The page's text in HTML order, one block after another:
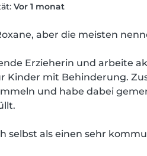
Vor 1 monat
aber die meisten
Erzieherin und arbeite
Kinder mit Behinderung.
und habe dabei
selbst als einen sehr